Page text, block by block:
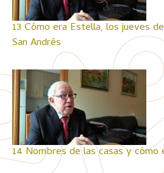
13 Cómo era Estella, los jueves
San Andrés
14 Nombres de las casas y cómo